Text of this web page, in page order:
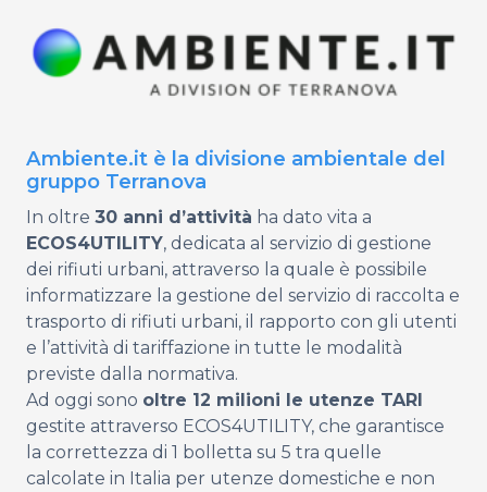
Ambiente.it è la divisione ambientale del
gruppo Terranova
In oltre 30 anni d’attività ha dato vita a
ECOS4UTILITY, dedicata al servizio di gestione
dei rifiuti urbani, attraverso la quale è possibile
informatizzare la gestione del servizio di raccolta e
trasporto di rifiuti urbani, il rapporto con gli utenti
e l’attività di tariffazione in tutte le modalità
previste dalla normativa.
Ad oggi sono oltre 12 milioni le utenze TARI
gestite attraverso ECOS4UTILITY, che garantisce
la correttezza di 1 bolletta su 5 tra quelle
calcolate in Italia per utenze domestiche e non